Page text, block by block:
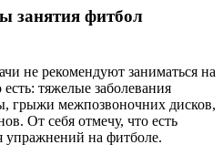
занятия фитбол
не рекомендуют заниматься на
тяжелые заболевания
грыжи межпозвоночних дисков,
От себя отмечу, что есть
упражнений на фитболе.